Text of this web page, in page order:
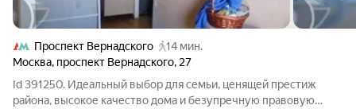
Проспект Вернадского
14 мин.
Москва, проспект Вернадского, 27
Id 391250. Идеальный выбор для семьи, ценящей престиж
района, высокое качество дома и безупречную правовую